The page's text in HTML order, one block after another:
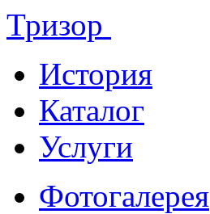
Тризор
История
Каталог
Услуги
Фотогалерея